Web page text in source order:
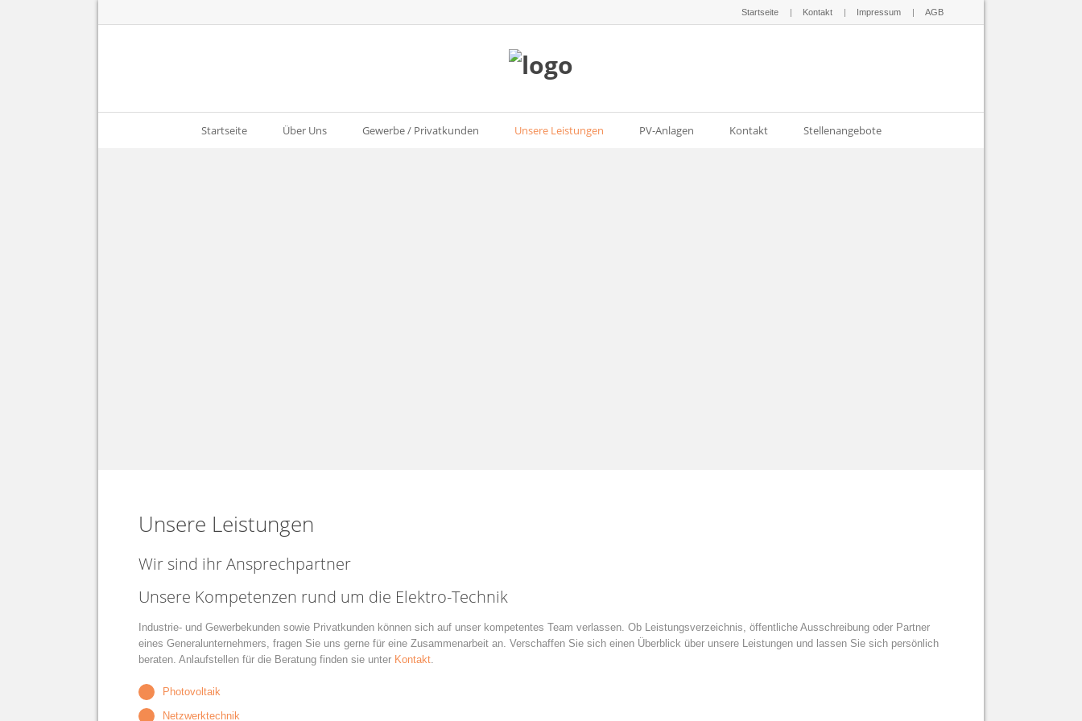
Startseite Kontakt Impressum AGB
Startseite Über Uns Gewerbe / Privatkunden Unsere Leistungen PV-Anlagen Kontakt Stellenangebote
Unsere Leistungen
Wir sind ihr Ansprechpartner
Unsere Kompetenzen rund um die Elektro-Technik
Industrie- und Gewerbekunden sowie Privatkunden können sich auf unser kompetentes Team verlassen. Ob Leistungsverzeichnis, öffentliche Ausschreibung oder Partner
eines Generalunternehmers, fragen Sie uns gerne für eine Zusammenarbeit an. Verschaffen Sie sich einen Überblick über unsere Leistungen und lassen Sie sich persönlich
beraten. Anlaufstellen für die Beratung finden sie unter Kontakt.
Photovoltaik
Netzwerktechnik